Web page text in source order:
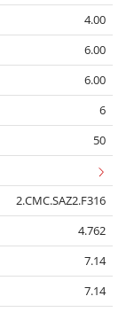
4.00
6.00
6.00
6
50
2.CMC.SAZ2.F316
4.762
7.14
7.14